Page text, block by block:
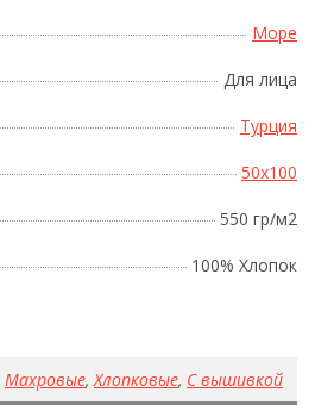
Море
Для лица
Турция
50x100
550 гр/м2
100% Хлопок
Махровые,Хлопковые, С вышивкой